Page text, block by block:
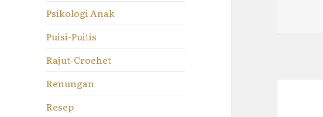
Psikologi Anak
Puisi-Puitis
Rajut-Crochet
Renungan
Resep